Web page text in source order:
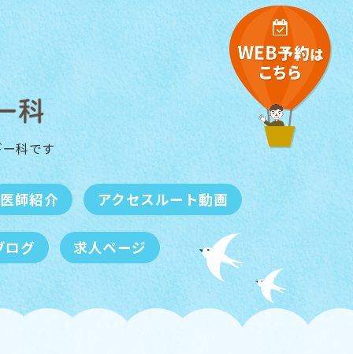
科です
医師紹介 アクセスルート動画
ログ 求人ページ